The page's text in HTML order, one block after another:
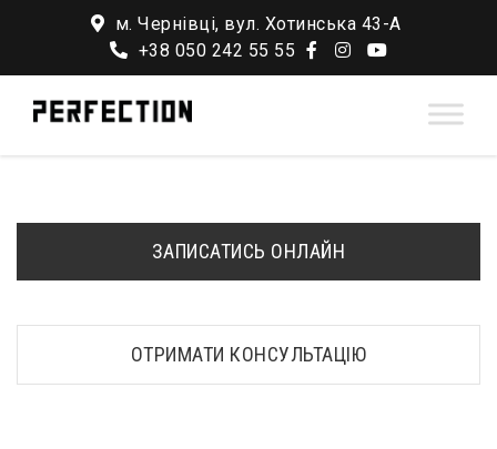
м. Чернівці, вул. Хотинська 43-А
+38 050 242 55 55
ЗАПИСАТИСЬ ОНЛАЙН
ОТРИМАТИ КОНСУЛЬТАЦІЮ